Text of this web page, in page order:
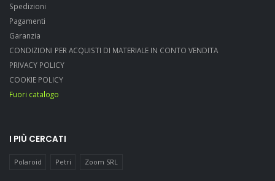
Spedizioni
Pagamenti
Garanzia
CONDIZIONI PER ACQUISTI DI MATERIALE IN CONTO VENDITA
PRIVACY POLICY
COOKIE POLICY
Fuori catalogo
I PIÙ CERCATI
Polaroid Petri Zoom SRL